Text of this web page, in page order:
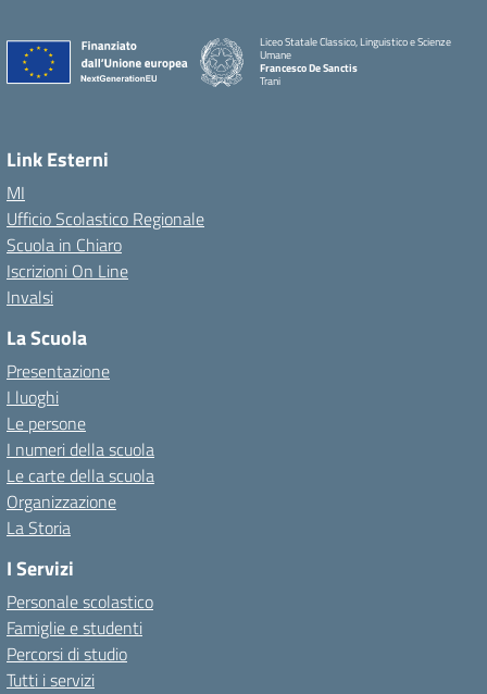
Liceo Statale Classico, Linguistico e Scienze
Umane
Francesco De Sanctis
Trani
Link Esterni
MI
Ufficio Scolastico Regionale
Scuola in Chiaro
Iscrizioni On Line
Invalsi
La Scuola
Presentazione
I luoghi
Le persone
I numeri della scuola
Le carte della scuola
Organizzazione
La Storia
I Servizi
Personale scolastico
Famiglie e studenti
Percorsi di studio
Tutti i servizi